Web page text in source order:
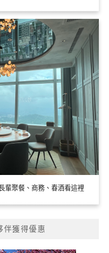
輩聚餐、商務、春酒看這裡
伴獲得優惠